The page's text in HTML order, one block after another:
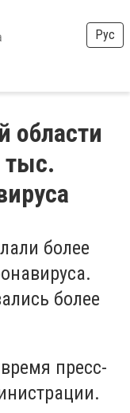
Рус
области
тыс.
более
более
пресс-